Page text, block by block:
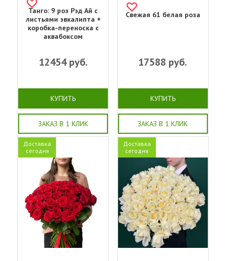
Танго: 9 роз Рэд Ай с
листьями эвкалипта +
коробка-переноска с
аквабоксом
12454руб.
КУПИТЬ
ЗАКАЗ В 1 КЛИК
Свежая 61 белая роза
17588 руб.
КУПИТЬ
ЗАКАЗ В 1 КЛИК
Доставка
сегодня
Доставка
сегодня